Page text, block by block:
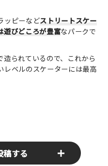
ッピーなどストリートスケー
遊びどころが豊富なパークで
造られているので、これから
レベルのスケーターには最高
稿する